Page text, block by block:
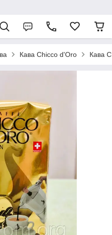
Кава Chicco d'Oro Кава